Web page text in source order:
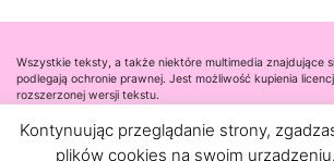
Wszystkie teksty, a także niektóre multimedia znajdujące
podlegają ochronie prawnej. Jest możliwość kupienia
rozszerzonej wersji tekstu.
Współpraca
Kontynuując przeglądanie strony,
plików cookies na swoim urządzeniu.